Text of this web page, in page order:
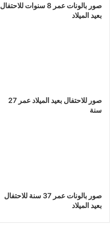
صور بالونات عمر 8 سنوات للاحتفال
بعيد الميلاد
صور للاحتفال بعيد الميلاد عمر 27
سنة
صور بالونات عمر 37 سنة للاحتفال
بعيد الميلاد